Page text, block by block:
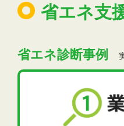
省エネ支
省エネ診断事例